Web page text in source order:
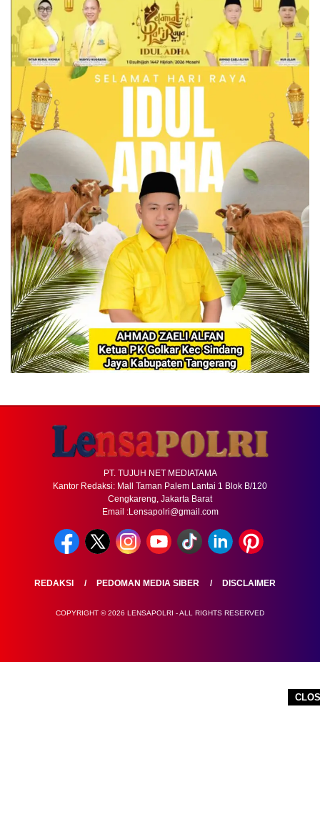
PT. TUJUH NET MEDIATAMA
Kantor Redaksi: Mall Taman Palem Lantai 1 Blok B/120
Cengkareng, Jakarta Barat
Email :Lensapolri@gmail.com
REDAKSI PEDOMAN MEDIA SIBER DISCLAIMER
COPYRIGHT © 2026 LENSAPOLRI - ALL RIGHTS RESERVED